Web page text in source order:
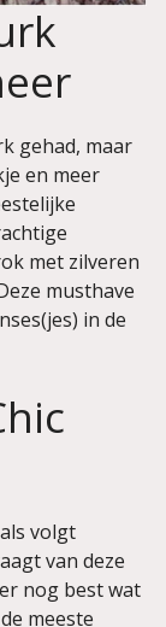
gehad, maar
en meer
met zilveren
musthave
in de
volgt
van deze
nog best wat
meeste